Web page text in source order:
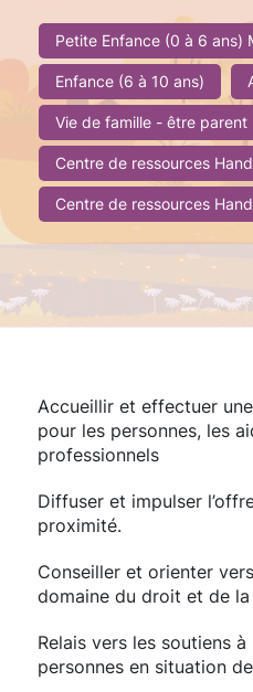
Petite Enfance (0 à 6 ans)
Enfance (6 à 10 ans)
Vie de famille - être parent
Centre de ressources
Centre de ressources
Accueillir et effectuer
pour les personnes, les
professionnels
Diffuser et impulser
proximité.
Conseiller et orienter
domaine du droit et de la
Relais vers les soutiens
personnes en situation